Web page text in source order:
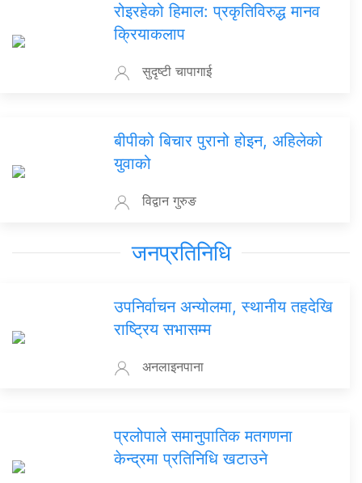
रोइरहेको हिमाल: प्रकृतिविरुद्ध मानव
क्रियाकलाप
सुदृष्टी चापागाई
बीपीको बिचार पुरानो होइन, अहिलेको
युवाको
विद्वान गुरुङ
जनप्रतिनिधि
उपनिर्वाचन अन्योलमा, स्थानीय तहदेखि
राष्ट्रिय सभासम्म
अनलाइनपाना
प्रलोपाले समानुपातिक मतगणना
केन्द्रमा प्रतिनिधि खटाउने